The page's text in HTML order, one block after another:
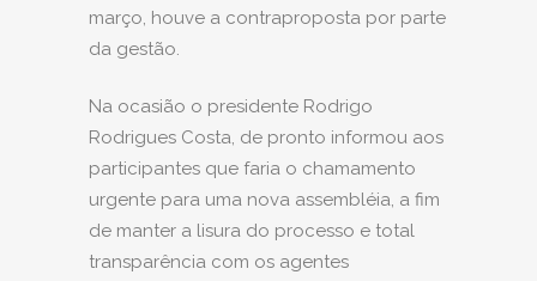
março, houve a contraproposta por parte
da gestão.
Na ocasião o presidente Rodrigo
Rodrigues Costa, de pronto informou aos
participantes que faria o chamamento
urgente para uma nova assembléia, a fim
de manter a lisura do processo e total
transparência com os agentes